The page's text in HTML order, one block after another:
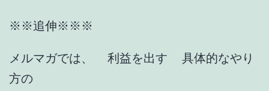
※※追伸※※※
メルマガでは、 利益を出す 具体的なやり
方の